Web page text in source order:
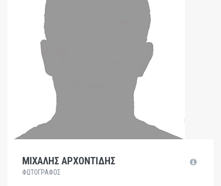
ΜΙΧΑΛΗΣ ΑΡΧΟΝΤΙΔΗΣ
ΦΩΤΟΓΡΑΦΟΣ